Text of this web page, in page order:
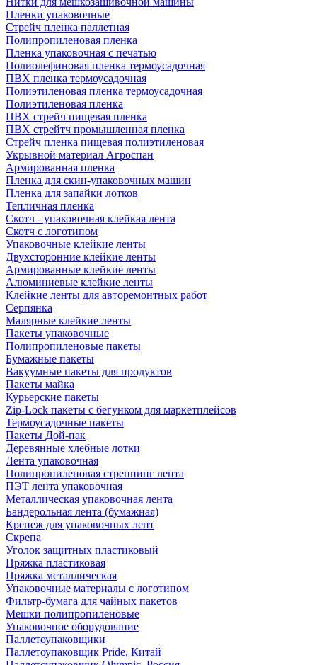
Пленки упаковочные
Стрейч пленка паллетная
Полипропиленовая пленка
Пленка упаковочная с печатью
Полиолефиновая пленка термоусадочная
ПВХ пленка термоусадочная
Полиэтиленовая пленка термоусадочная
Полиэтиленовая пленка
ПВХ стрейч пищевая пленка
ПВХ стрейтч промышленная пленка
Стрейч пленка пищевая полиэтиленовая
Укрывной материал Агроспан
Армированная пленка
Пленка для скин-упаковочных машин
Пленка для запайки лотков
Тепличная пленка
Скотч - упаковочная клейкая лента
Скотч с логотипом
Упаковочные клейкие ленты
Двухсторонние клейкие ленты
Армированные клейкие ленты
Алюминиевые клейкие ленты
Клейкие ленты для авторемонтных работ
Серпянка
Малярные клейкие ленты
Пакеты упаковочные
Полипропиленовые пакеты
Бумажные пакеты
Вакуумные пакеты для продуктов
Пакеты майка
Курьерские пакеты
Zip-Lock пакеты с бегунком для маркетплейсов
Термоусадочные пакеты
Пакеты Дой-пак
Деревянные хлебные лотки
Лента упаковочная
Полипропиленовая стреппинг лента
ПЭТ лента упаковочная
Металлическая упаковочная лента
Бандерольная лента (бумажная)
Крепеж для упаковочных лент
Скрепа
Уголок защитных пластиковый
Пряжка пластиковая
Пряжка металлическая
Упаковочные материалы с логотипом
Фильтр-бумага для чайных пакетов
Мешки полипропиленовые
Упаковочное оборудование
Паллетоупаковщики
Паллетоупаковщик Pride, Китай